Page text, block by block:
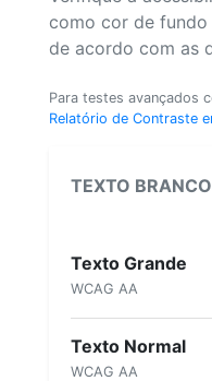
como cor de
de acordo com as
Para testes avançados
Relatório de Contraste
TEXTO BRANCO
Texto Grande
WCAG AA
Texto Normal
WCAG AA